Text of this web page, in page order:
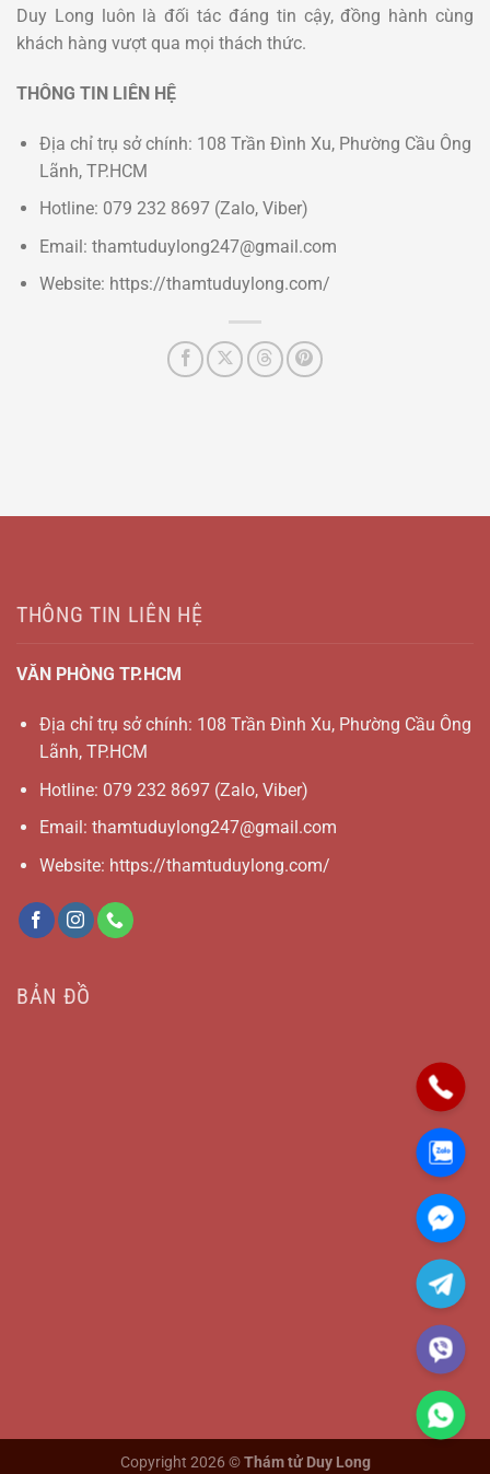
Duy Long luôn là đối tác đáng tin cậy, đồng hành cùng
khách hàng vượt qua mọi thách thức.
THÔNG TIN LIÊN HỆ
Địa chỉ trụ sở chính: 108 Trần Đình Xu, Phường Cầu Ông
Lãnh, TP.HCM
Hotline: 079 232 8697 (Zalo, Viber)
Email: thamtuduylong247@gmail.com
Website: https://thamtuduylong.com/
THÔNG TIN LIÊN HỆ
VĂN PHÒNG TP.HCM
Địa chỉ trụ sở chính: 108 Trần Đình Xu, Phường Cầu Ông
Lãnh, TP.HCM
Hotline: 079 232 8697(Zalo, Viber)
Email: thamtuduylong247@gmail.com
Website: https://thamtuduylong.com/
BẢN ĐỒ
Copyright 2026 ©Thám tử Duy Long